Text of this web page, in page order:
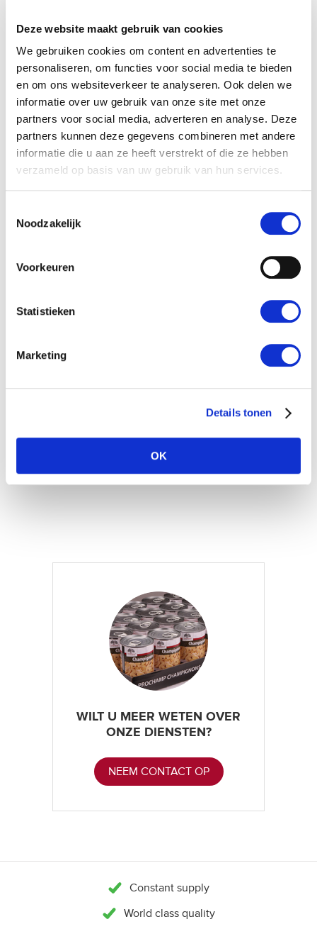
Deze website maakt gebruik van cookies
We gebruiken cookies om content en advertenties te
personaliseren, om functies voor social media te bieden
en om ons websiteverkeer te analyseren. Ook delen we
informatie over uw gebruik van onze site met onze
partners voor social media, adverteren en analyse. Deze
partners kunnen deze gegevens combineren met andere
informatie die u aan ze heeft verstrekt of die ze hebben
verzameld op basis van uw gebruik van hun services.
Noodzakelijk
Voorkeuren
Statistieken
Marketing
Details tonen
OK
AVG: wij vinden uw
privacy belangrijk
informeren over ons privacy
aan de Algemene Verordening
LEES MEER
WILT U MEER WETEN OVER
ONZE DIENSTEN?
NEEM CONTACT OP
Constant supply
World class quality